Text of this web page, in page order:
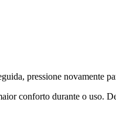
pressione novamente
conforto durante o uso.